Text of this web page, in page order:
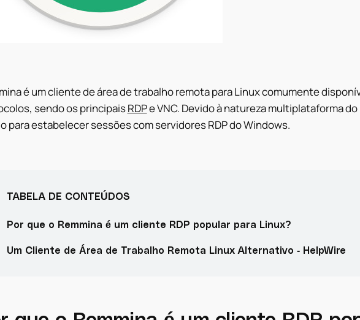
é umcliente de área de trabalho remota para Linuxcomumente
sendo os principaisRDPe VNC. Devido à natureza multiplataforma do
para estabelecer sessões com servidores RDP do Windows.
TABELA DE CONTEÚDOS
Por que o Remmina é um cliente RDP popular para Linux?
Um Cliente de Área de Trabalho Remota Linux Alternativo - HelpWire